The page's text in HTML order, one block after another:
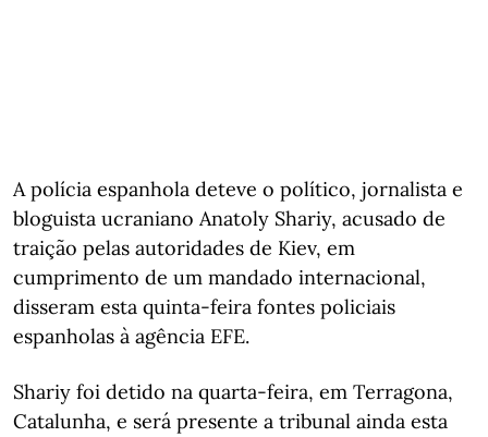
A polícia espanhola deteve o político, jornalista e
bloguista ucraniano Anatoly Shariy, acusado de
traição pelas autoridades de Kiev, em
cumprimento de um mandado internacional,
disseram esta quinta-feira fontes policiais
espanholas à agência EFE.
Shariy foi detido na quarta-feira, em Terragona,
Catalunha, e será presente a tribunal ainda esta